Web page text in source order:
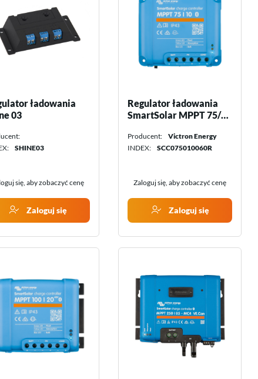
Termostaty do pomp
Akcesoria do pomp ciepła
Ładowarki do pojazdów
elektrycznych
Akcesoria do ładowarek
ładowania
03
SHINE03
się, aby zobaczyć cenę
Zaloguj się
Regulator ładowania
SmartSolar MPPT 75/10
Producent:
Victron Energy
INDEX:
SCC075010060R
Zaloguj się, aby zobaczyć cenę
Zaloguj się